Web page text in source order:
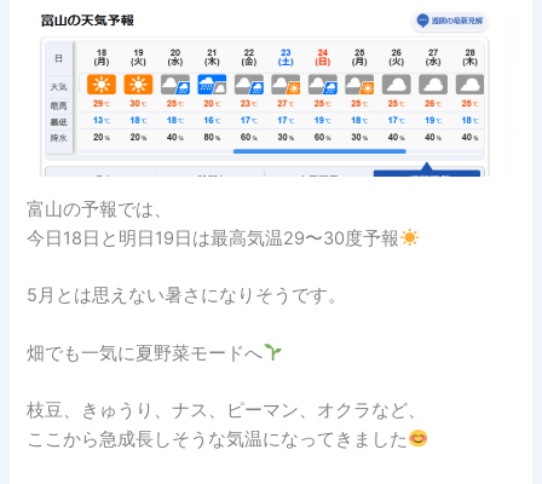
富山の予報では、
今日18日と明日19日は最高気温29〜30度予報
5月とは思えない暑さになりそうです。
畑でも一気に夏野菜モードへ
枝豆、きゅうり、ナス、ピーマン、オクラなど、
ここから急成長しそうな気温になってきました